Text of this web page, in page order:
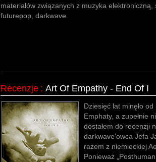
materiałów związanych z muzyka elektroniczną,
futurepop, darkwave.
Recenzje : Art Of Empathy - End Of I
Dziesięć lat minęło
Emphaty, a zupełnie
dostałem do recenzji
darkwave’owca Jefa
razem z niemieckiej
Ponieważ